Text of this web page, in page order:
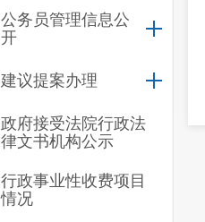
公务员管理信息公
开
建议提案办理
政府接受法院行政法
律文书机构公示
行政事业性收费项目
情况